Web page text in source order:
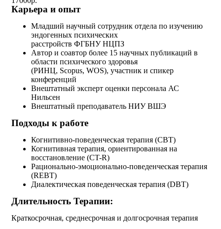
Карьера и опыт
Младший научный сотрудник отдела по изучению
эндогенных психических
расстройств ФГБНУ НЦПЗ
Автор и соавтор более 15 научных публикаций в
области психического здоровья
(РИНЦ, Scopus, WOS), участник и спикер
конференций
Внештатный эксперт оценки персонала АС
Нильсен
Внештатный преподаватель НИУ ВШЭ
Подходы к работе
Когнитивно-поведенческая терапия (CBT)
Когнитивная терапия, ориентированная на
восстановление (CT-R)
Рационально-эмоционально-поведенческая терапия
(REBT)
Диалектическая поведенческая терапия (DBT)
Длительность Терапии:
Краткосрочная, среднесрочная и долгосрочная терапия